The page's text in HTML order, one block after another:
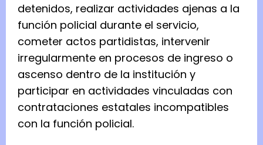
detenidos, realizar actividades ajenas a la
función policial durante el servicio,
cometer actos partidistas, intervenir
irregularmente en procesos de ingreso o
ascenso dentro de la institución y
participar en actividades vinculadas con
contrataciones estatales incompatibles
con la función policial.